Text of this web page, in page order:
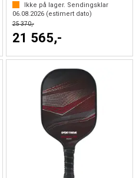
Ikke på lager. Sendingsklar
06.08.2026(estimert dato)
25 370,-
21 565,-